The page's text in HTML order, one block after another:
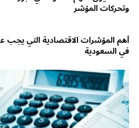
وتحركات المؤشر
أهم المؤشرات الاقتصادية التي يجب
في السعودية